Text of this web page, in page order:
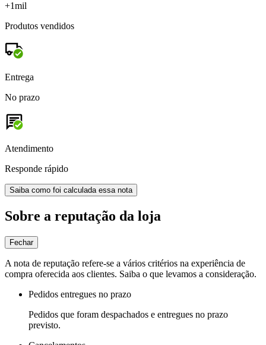
+1mil
Produtos vendidos
Entrega
No prazo
Atendimento
Responde rápido
Saiba como foi calculada essa nota
Sobre a reputação da loja
Fechar
A nota de reputação refere-se a vários critérios na experiência de
compra oferecida aos clientes. Saiba o que levamos a consideração.
Pedidos entregues no prazo
Pedidos que foram despachados e entregues no prazo
previsto.